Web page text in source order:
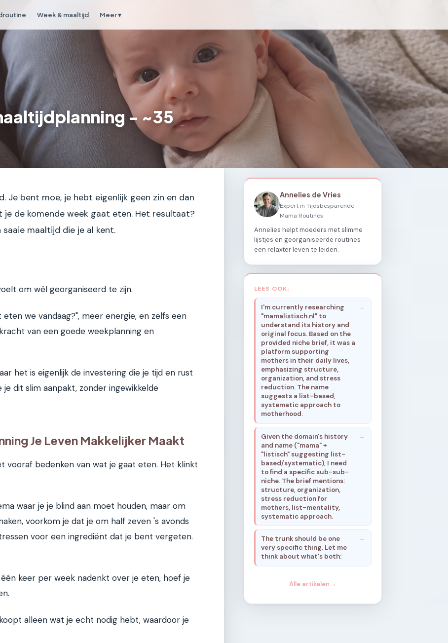
Week & maaltijd Meer ▾
- ~35
Je bent moe, je hebt eigenlijk geen zin en dan
de komende week gaat eten. Het resultaat?
maaltijd die je al kent.
om wél georganiseerd te zijn.
we vandaag?", meer energie, en zelfs een
van een goede weekplanning en
het is eigenlijk de investering die je tijd en rust
dit slim aanpakt, zonder ingewikkelde
Je Leven Makkelijker Maakt
vooraf bedenken van wat je gaat eten. Het klinkt
waar je je blind aan moet houden, maar om
voorkom je dat je om half zeven 's avonds
voor een ingrediënt dat je bent vergeten.
keer per week nadenkt over je eten, hoef je
alleen wat je echt nodig hebt, waardoor je
Annelies de Vries
Expert in Tijdsbesparende
Mama Routines
Annelies helpt moeders met slimme
lijstjes en georganiseerde routines
een relaxter leven te leiden.
LEES OOK:
I'm currently researching
"mamalistisch.nl" to
understand its history and
original focus. Based on the
provided niche brief, it was a
platform supporting
mothers in their daily lives,
emphasizing structure,
organization, and stress
reduction. The name
suggests a list-based,
systematic approach to
motherhood.
Given the domain's history
and name ("mama" +
"listisch" suggesting list-
based/systematic), I need
to find a specific sub-sub-
niche. The brief mentions:
structure, organization,
stress reduction for
mothers, list-mentality,
systematic approach.
The trunk should be one
very specific thing. Let me
think about what's both:
Alle artikelen